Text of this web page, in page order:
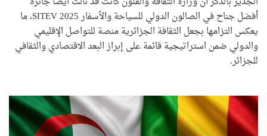
أفضل جناح في الصالون الدولي للسياحة والأسفار SITEV 2025، ما
يعكس التزامها بجعل الثقافة الجزائرية منصة للتواصل الإقليمي
والدولي ضمن استراتيجية قائمة على إبراز البعد الاقتصادي والثقافي
للجزائر.